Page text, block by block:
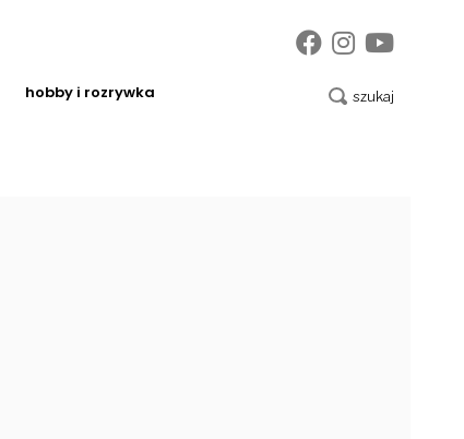
hobby i rozrywka